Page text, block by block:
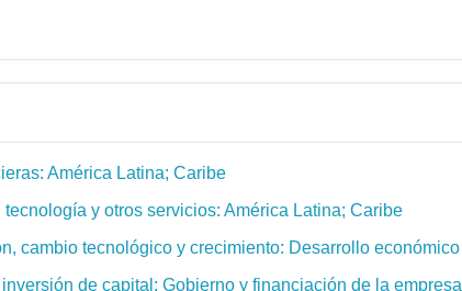
América Latina; Caribe
y otros servicios: América Latina; Caribe
cambio tecnológico y crecimiento: Desarrollo económico
de capital; Gobierno y financiación de la empresa